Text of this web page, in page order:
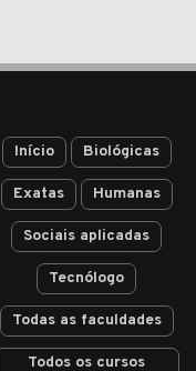
Início Biológicas
Exatas Humanas
Sociais aplicadas
Tecnólogo
Todas as faculdades
Todos os cursos